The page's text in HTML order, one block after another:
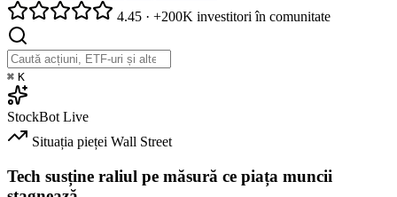
4.45 · +200K investitori în comunitate
⌘ K
StockBot Live
Situația pieței Wall Street
Tech susține raliul pe măsură ce piața muncii